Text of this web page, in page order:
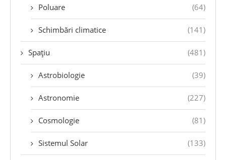
Poluare (64)
Schimbări climatice (141)
Spațiu (481)
Astrobiologie (39)
Astronomie (227)
Cosmologie (81)
Sistemul Solar (133)